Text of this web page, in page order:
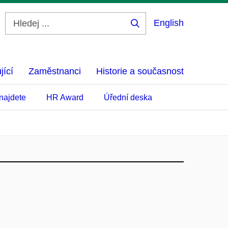
English
Zaměstnanci Historie a současnost
HR Award Úřední deska